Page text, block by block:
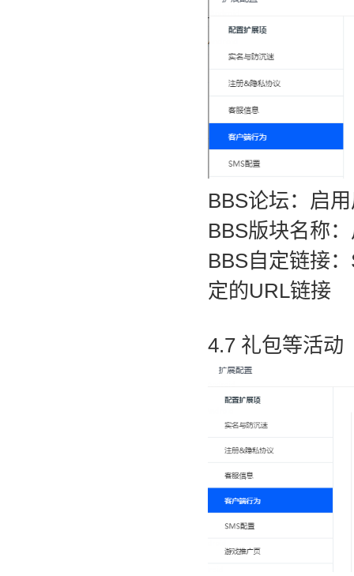
BBS论坛：启
BBS版块名称
BBS自定链接
定的URL链接
4.7 礼包等活动